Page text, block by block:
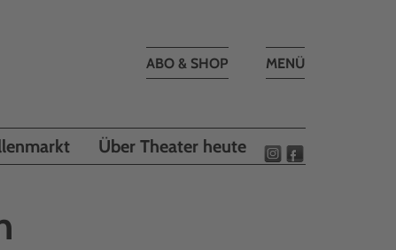
Toggle
MENÜ
ABO & SHOP
Über Theater heute